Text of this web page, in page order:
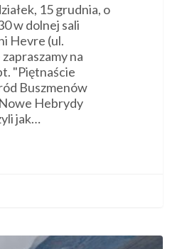
15 grudnia, o
w dolnej sali
Hevre (ul.
na
"Piętnaście
Buszmenów
Hebrydy
jak…